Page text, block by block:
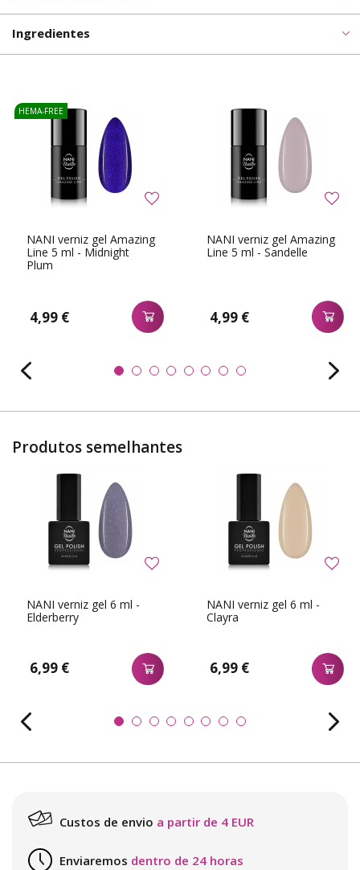
Ingredientes
NANI verniz gel Amazing
Line 5 ml - Midnight
Plum
4,99 €
HEMA-FREE
NANI verniz gel Amazing
Line 5 ml - Sandelle
4,99 €
Produtos semelhantes
NANI verniz gel 6 ml -
Elderberry
6,99 €
NANI verniz gel 6 ml -
Clayra
6,99 €
Custos de envio a partir de 4 EUR
Enviaremos dentro de 24 horas